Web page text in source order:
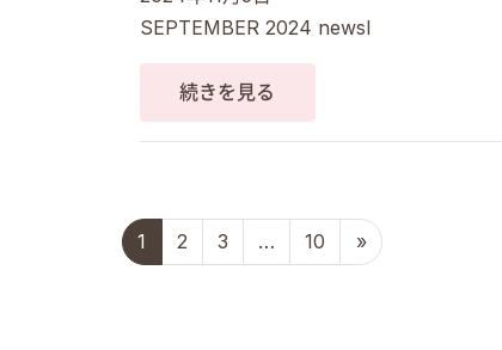
SEPTEMBER 2024 newsl
続きを見る
投稿ナビゲーション
1 2 3 … 10 »